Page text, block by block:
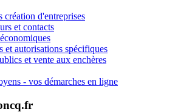
création d'entreprises
et contacts
et autorisations spécifiques
et vente aux enchères
- vos démarches en ligne